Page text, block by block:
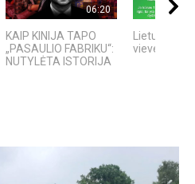
06:20
KAIP KINIJA TAPO
„PASAULIO FABRIKU“:
NUTYLĖTA ISTORIJA
Lietuvos
vieversiai